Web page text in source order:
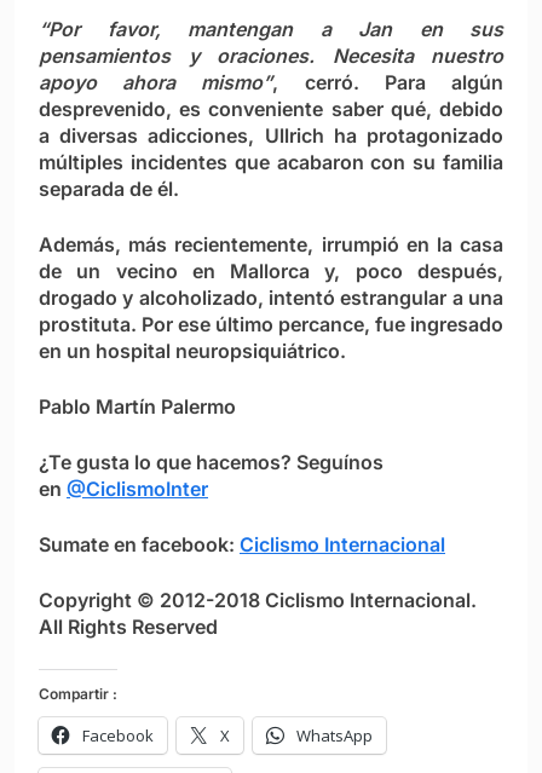
“Por favor, mantengan a Jan en sus
pensamientos y oraciones. Necesita nuestro
apoyo ahora mismo”, cerró. Para algún
desprevenido, es conveniente saber qué, debido
a diversas adicciones, Ullrich ha protagonizado
múltiples incidentes que acabaron con su familia
separada de él.
Además, más recientemente, irrumpió en la casa
de un vecino en Mallorca y, poco después,
drogado y alcoholizado, intentó estrangular a una
prostituta. Por ese último percance, fue ingresado
en un hospital neuropsiquiátrico.
Pablo Martín Palermo
¿Te gusta lo que hacemos? Seguínos
en @CiclismoInter
Sumate en facebook: Ciclismo Internacional
Copyright © 2012-2018 Ciclismo Internacional.
All Rights Reserved
Compartir :
Facebook X WhatsApp